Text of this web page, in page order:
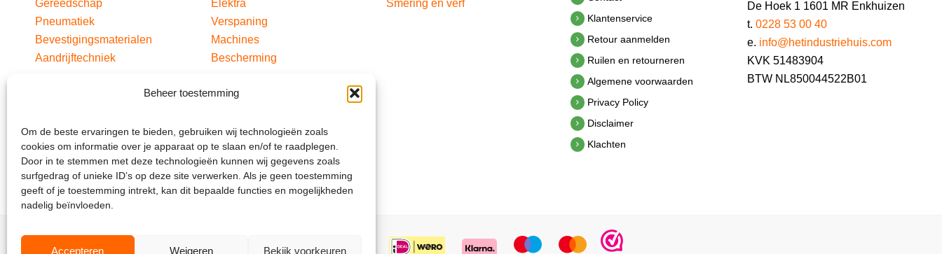
Beheer toestemming
Om de beste ervaringen te bieden, gebruiken wij technologieën zoals
cookies om informatie over je apparaat op te slaan en/of te raadplegen.
Door in te stemmen met deze technologieën kunnen wij gegevens zoals
surfgedrag of unieke ID’s op deze site verwerken. Als je geen toestemming
geeft of je toestemming intrekt, kan dit bepaalde functies en mogelijkheden
nadelig beïnvloeden.
Accepteren Weigeren Bekijk voorkeuren
Gereedschap
Pneumatiek
Bevestigingsmaterialen
Aandrijftechniek
Elektra
Verspaning
Machines
Bescherming
Smering en verf
Klantenservice
Retour aanmelden
Ruilen en retourneren
Algemene voorwaarden
Privacy Policy
Disclaimer
Klachten
De Hoek 1 1601 MR Enkhuizen
t. 0228 53 00 40
e. info@hetindustriehuis.com
KVK 51483904
BTW NL850044522B01